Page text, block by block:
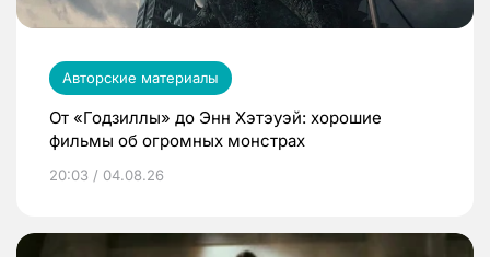
Авторские материалы
От «Годзиллы» до Энн Хэтэуэй: хорошие
фильмы об огромных монстрах
20:03 / 04.08.26